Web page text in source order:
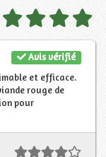
Avis vérifié
et efficace.
rouge de
pour